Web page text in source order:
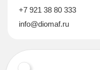
+7 921 38 80 333
info@diomaf.ru